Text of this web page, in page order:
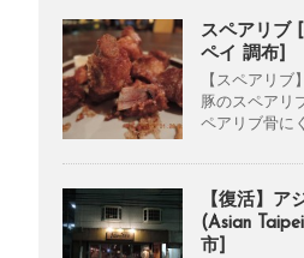
スペアリブ
ペイ 調布]
【スペアリ
豚のスペアリ
ペアリブ骨に
【復活】ア
(Asian
市]